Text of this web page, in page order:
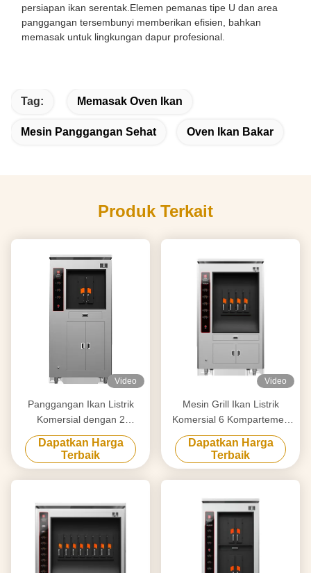
persiapan ikan serentak.Elemen pemanas tipe U dan area
panggangan tersembunyi memberikan efisien, bahkan
memasak untuk lingkungan dapur profesional.
Tag: Memasak Oven Ikan
Mesin Panggangan Sehat Oven Ikan Bakar
Produk Terkait
Video
Panggangan Ikan Listrik
Komersial dengan 2
Kompartemen 190KG
Dapatkan Harga
Terbaik
Video
Mesin Grill Ikan Listrik
Komersial 6 Kompartemen
380KG
Dapatkan Harga
Terbaik